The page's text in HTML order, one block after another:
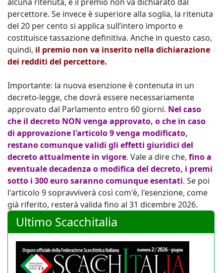
percettore. Se invece è superiore alla soglia, la ritenuta
del 20 per cento si applica sull’intero importo e
costituisce tassazione definitiva. Anche in questo caso,
quindi, il premio non va inserito nella dichiarazione
dei redditi del percettore.
Importante: la nuova esenzione è contenuta in un
decreto-legge, che dovrà essere necessariamente
approvato dal Parlamento entro 60 giorni. Nel caso
che il decreto NON venga approvato, o che in caso
di approvazione l'articolo 9 venga modificato,
restano comunque validi gli effetti giuridici del
decreto attualmente in vigore. Vale a dire che, fino a
eventuale decadenza o modifica del decreto, i premi
sotto i 300 euro saranno comunque esentati. Se poi
l'articolo 9 sopravviverà così com'è, l'esenzione, come
già riferito, resterà valida fino al 31 dicembre 2026.
Ultimo Scacchitalia